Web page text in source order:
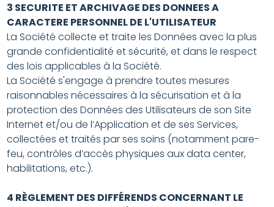
3 SECURITE ET ARCHIVAGE DES DONNEES A
CARACTERE PERSONNEL DE L'UTILISATEUR
La Société collecte et traite les Données avec la plus
grande confidentialité et sécurité, et dans le respect
des lois applicables à la Société.
La Société s'engage à prendre toutes mesures
raisonnables nécessaires à la sécurisation et à la
protection des Données des Utilisateurs de son Site
Internet et/ou de l’Application et de ses Services,
collectées et traités par ses soins (notamment pare-
feu, contrôles d’accès physiques aux data center,
habilitations, etc.).
4 RÈGLEMENT DES DIFFÉRENDS CONCERNANT LE